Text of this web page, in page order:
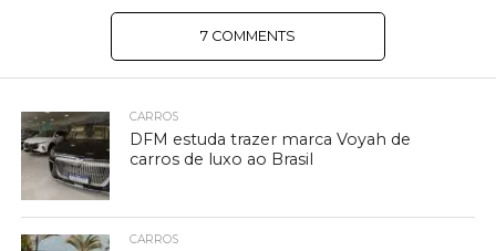
7 COMMENTS
CARROS
DFM estuda trazer marca Voyah de
carros de luxo ao Brasil
CARROS